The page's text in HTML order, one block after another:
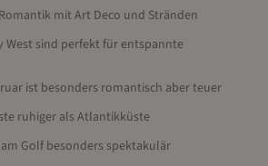
mit Art Deco und Stränden
West sind perfekt für entspannte
ist besonders romantisch aber teuer
ruhiger als Atlantikküste
Golf besonders spektakulär